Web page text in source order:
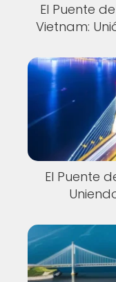
El Puente
Vietnam:
El Puente